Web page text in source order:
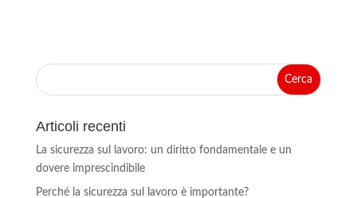
Articoli recenti
La sicurezza sul lavoro: un diritto fondamentale e un
dovere imprescindibile
Perché la sicurezza sul lavoro è importante?